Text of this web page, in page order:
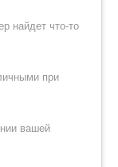
найдет что-то
при
вашей